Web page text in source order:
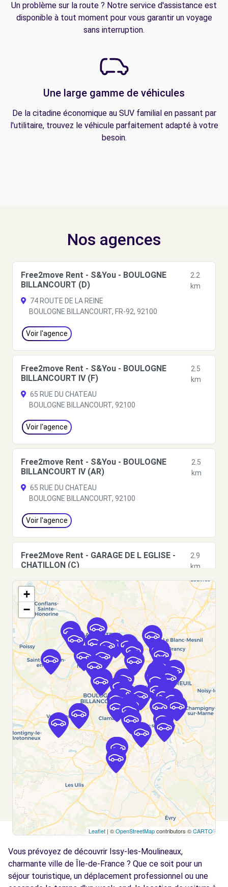
Un problème sur la route ? Notre service d'assistance est
disponible à tout moment pour vous garantir un voyage
sans interruption.
Une large gamme de véhicules
De la citadine économique au SUV familial en passant par
l'utilitaire, trouvez le véhicule parfaitement adapté à votre
besoin.
Nos agences
Free2move Rent - S&You - BOULOGNE
BILLANCOURT (D)
2.2
km
74 ROUTE DE LA REINE
BOULOGNE BILLANCOURT, FR-92, 92100
Voir l'agence
Free2move Rent - S&You - BOULOGNE
BILLANCOURT IV (F)
2.5
km
65 RUE DU CHATEAU
BOULOGNE BILLANCOURT, 92100
Voir l'agence
Free2move Rent - S&You - BOULOGNE
BILLANCOURT IV (AR)
2.5
km
65 RUE DU CHATEAU
BOULOGNE BILLANCOURT, 92100
Voir l'agence
Free2Move Rent - GARAGE DE L EGLISE -
CHATILLON (C)
2.9
km
55 BOULEVARD DE VANVES
CHATILLON, 92320
Voir l'agence
Free2move Rent - S&You - PARIS PORTE DE
VERSAILLES (C)
km
75 BOULEVARD LEFEBVRE
PARIS, FR-75, 75015
Voir l'agence
Free2move Rent - S&You - PARIS PORTE DE
VERSAILLES (O)
3.3
km
75 BOULEVARD LEFEBVRE
PARIS, 75015
Voir l'agence
Free2move Rent - S&You - MALAKOFF (P)
3.8 km
105 BOULEVARD GABRIEL PERI
MALAKOFF, FR-92, 92240
Voir l'agence
+
−
Leaflet | ©OpenStreetMapcontributors ©CARTO
Vous prévoyez de découvrir Issy-les-Moulineaux,
charmante ville de Île-de-France ? Que ce soit pour un
séjour touristique, un déplacement professionnel ou une